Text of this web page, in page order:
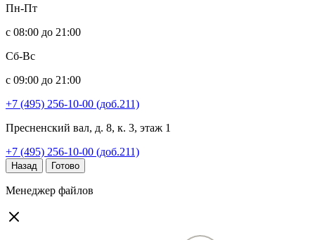
Пн-Пт
с 08:00 до 21:00
Сб-Вс
с 09:00 до 21:00
+7 (495) 256-10-00 (доб.211)
Пресненский вал, д. 8, к. 3, этаж 1
+7 (495) 256-10-00 (доб.211)
Назад Готово
Менеджер файлов